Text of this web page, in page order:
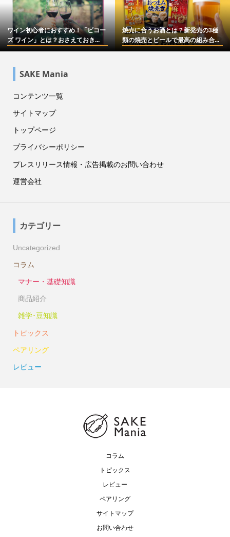
ワイン初心者におすすめ！「ビコー
ズ ワイン」とは？おさえておき...
焼売に合うお酒とは？新発売の3種
類の焼売とビールで最高の組み合...
SAKE Mania
コンテンツ一覧
サイトマップ
トップページ
プライバシーポリシー
プレスリリース情報・広告掲載のお問い合わせ
運営会社
カテゴリー
Uncategorized
コラム
マナー・基礎知識
商品紹介
雑学･豆知識
トピックス
ペアリング
レビュー
コラム
トピックス
レビュー
ペアリング
サイトマップ
お問い合わせ